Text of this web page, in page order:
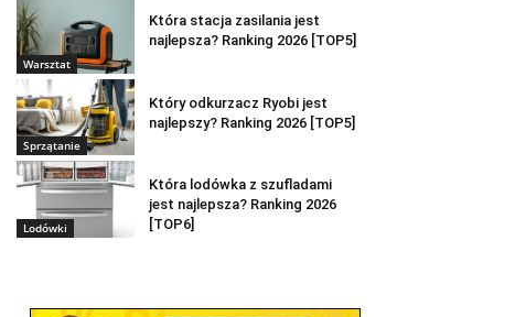
Warsztat
Która stacja zasilania jest
najlepsza? Ranking 2026 [TOP5]
Sprzątanie
Który odkurzacz Ryobi jest
najlepszy? Ranking 2026 [TOP5]
Lodówki
Która lodówka z szufladami
jest najlepsza? Ranking 2026
[TOP6]